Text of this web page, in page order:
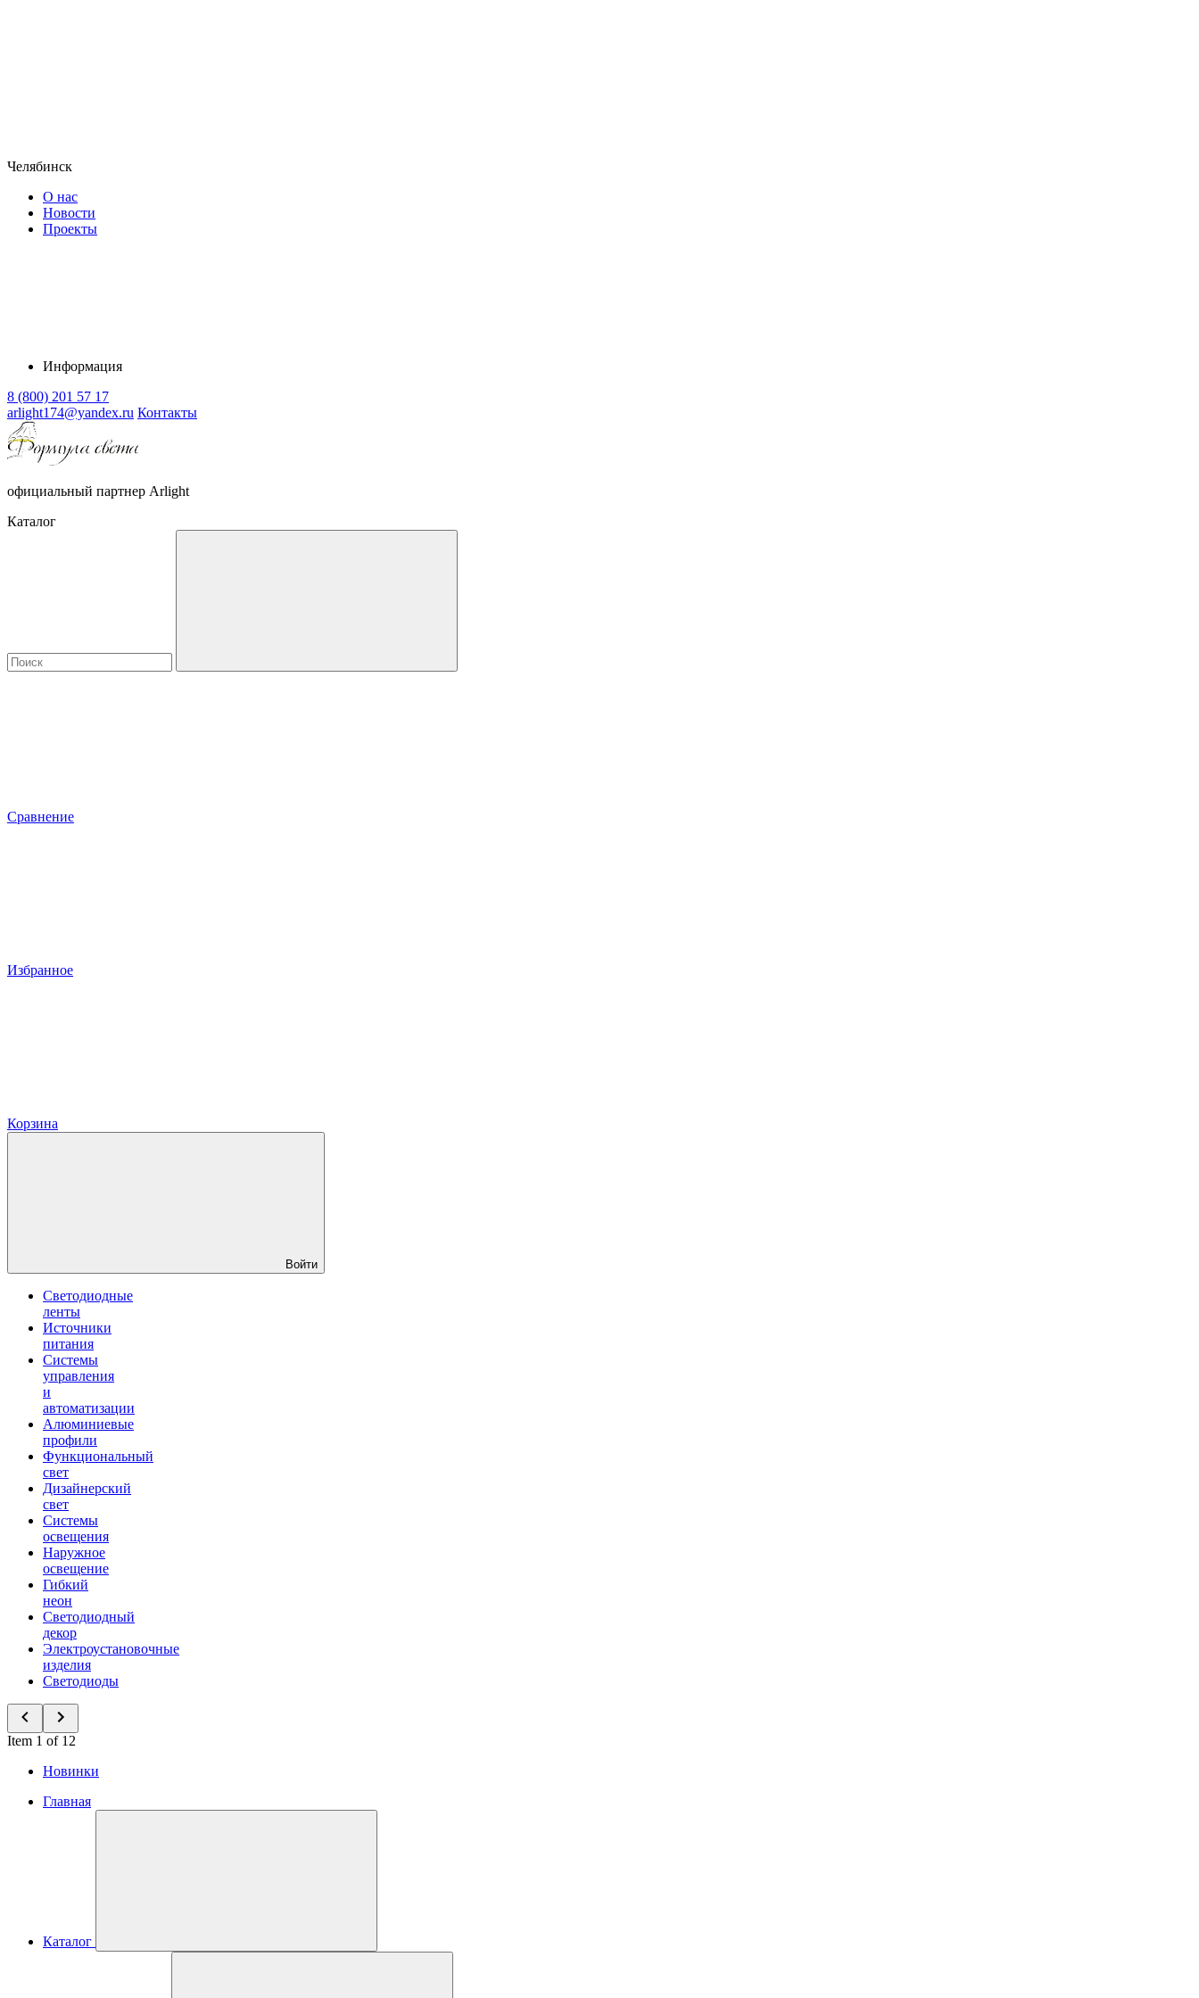
Челябинск
О нас
Новости
Проекты
Информация
8 (800) 201 57 17
arlight174@yandex.ru Контакты
официальный партнер Arlight
Каталог
Сравнение
Избранное
Корзина
Войти
Светодиодные
ленты
Источники
питания
Системы
управления
и
автоматизации
Алюминиевые
профили
Функциональный
свет
Дизайнерский
свет
Системы
освещения
Наружное
освещение
Гибкий
неон
Светодиодный
декор
Электроустановочные
изделия
Светодиоды
Item 1 of 12
Новинки
Главная
Каталог